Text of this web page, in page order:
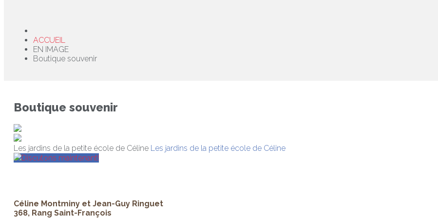
ACCUEIL
EN IMAGE
Boutique souvenir
Boutique souvenir
Les jardins de la petite école de Céline Les jardins de la petite école de Céline
Discutons maintenant!
Céline Montminy et Jean-Guy Ringuet
368, Rang Saint-François